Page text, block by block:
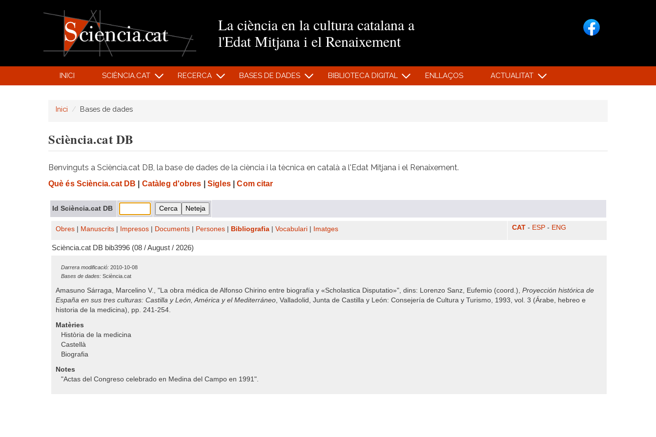
La ciència en la cultura catalana a
l'Edat Mitjana i el Renaixement
INICI SCIÈNCIA.CAT RECERCA BASES DE DADES BIBLIOTECA DIGITAL ENLLAÇOS ACTUALITAT
Inici Bases de dades
Sciència.cat DB
Benvinguts a Sciència.cat DB, la base de dades de la ciència i la tècnica en català a l'Edat Mitjana i el Renaixement.
Què és Sciència.cat DB Catàleg d'obres Sigles| Com citar
Id Sciència.cat DB
Obres Manuscrits Impresos Documents Persones Bibliografia Vocabulari Imatges CAT - ESP - ENG
Sciència.cat DB bib3996 (08 / August / 2026)
Darrera modificació: 2010-10-08
Bases de dades: Sciència.cat
Amasuno Sárraga, Marcelino V., "La obra médica de Alfonso Chirino entre biografía y «Scholastica Disputatio»", dins: Lorenzo Sanz, Eufemio (coord.), Proyección histórica de
España en sus tres culturas: Castilla y León, América y el Mediterráneo, Valladolid, Junta de Castilla y León: Consejería de Cultura y Turismo, 1993, vol. 3 (Árabe, hebreo e
historia de la medicina), pp. 241-254.
Matèries
Història de la medicina
Castellà
Biografia
Notes
"Actas del Congreso celebrado en Medina del Campo en 1991".